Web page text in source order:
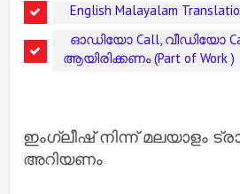
English Malayalam
ഓഡിയോ Call, വീഡിയോ
ആയിരിക്കണം (Part of Work )
ഇംഗ്ലീഷ് നിന്ന് മലയാളം
അറിയണം